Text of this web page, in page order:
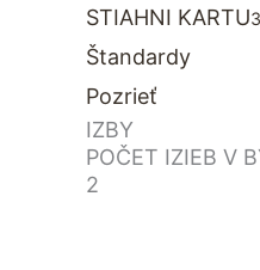
STIAHNI KARTU
Štandardy
Pozrieť
IZBY
POČET IZIEB V
2